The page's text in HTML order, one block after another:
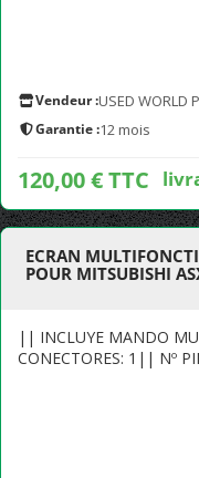
Vendeur :USED WORLD
Garantie :12 mois
120,00 € TTC
ECRAN
POUR MITSUBISHI
|| INCLUYE MANDO
CONECTORES: 1|| Nº